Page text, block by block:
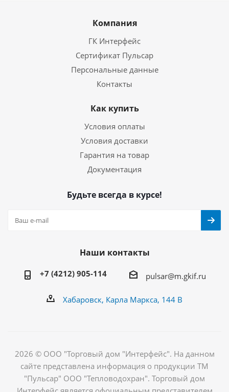
Компания
ГК Интерфейс
Сертификат Пульсар
Персональные данные
Контакты
Как купить
Условия оплаты
Условия доставки
Гарантия на товар
Документация
Будьте всегда в курсе!
Наши контакты
+7 (4212) 905-114 pulsar@m.gkif.ru
Хабаровск, Карла Маркса, 144 В
2026 © ООО "Торговый дом "Интерфейс". На данном
сайте представлена информация о продукции ТМ
"Пульсар" ООО "Тепловодохран". Торговый дом